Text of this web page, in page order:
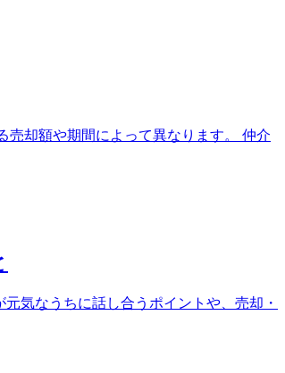
売却額や期間によって異なります。 仲介
気なうちに話し合うポイントや、売却・